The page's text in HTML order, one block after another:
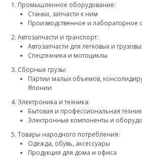
Промышленное оборудование:
Станки, запчасти к ним
Производственное и лабораторное
Автозапчасти и транспорт:
Автозапчасти для легковых и
Спецтехника и мотоциклы
Сборные грузы:
Партии малых объемов,
Японии
Электроника и техника:
Бытовая и профессиональная
Электронные компоненты и
Товары народного потребления:
Одежда, обувь, аксессуары
Продукция для дома и офиса